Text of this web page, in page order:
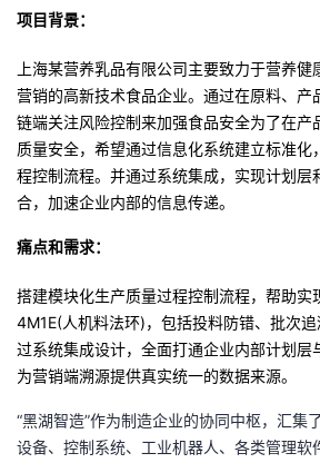
项目背景：
上海某营养乳品有限公司主要致力于营养健
营销的高新技术食品企业。通过在原料、产
链端关注风险控制来加强食品安全为了在产
质量安全，希望通过信息化系统建立标准化
程控制流程。并通过系统集成，实现计划层
合，加速企业内部的信息传递。
痛点和需求：
搭建模块化生产质量过程控制流程，帮助实
4M1E(人机料法环)，包括投料防错、批次
过系统集成设计，全面打通企业内部计划层
为营销端溯源提供真实统一的数据来源。
“黑湖智造”作为制造企业的协同中枢，汇集
设备、控制系统、工业机器人、各类管理软